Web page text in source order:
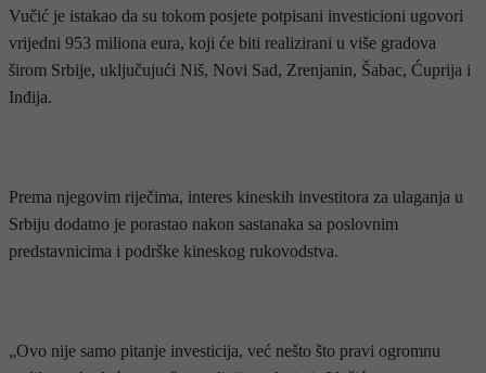
Vučić je istakao da su tokom posjete potpisani investicioni ugovori
vrijedni 953 miliona eura, koji će biti realizirani u više gradova
širom Srbije, uključujući Niš, Novi Sad, Zrenjanin, Šabac, Ćuprija i
Inđija.
Prema njegovim riječima, interes kineskih investitora za ulaganja u
Srbiju dodatno je porastao nakon sastanaka sa poslovnim
predstavnicima i podrške kineskog rukovodstva.
„Ovo nije samo pitanje investicija, već nešto što pravi ogromnu